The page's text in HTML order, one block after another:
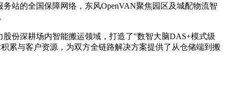
站的全国保障网络，东风OpenVAN聚焦园区及城配物流智
份深耕场内智能搬运领域，打造了"数智大脑DAS+模式级
累与客户资源，为双方全链路解决方案提供了从仓储端到搬